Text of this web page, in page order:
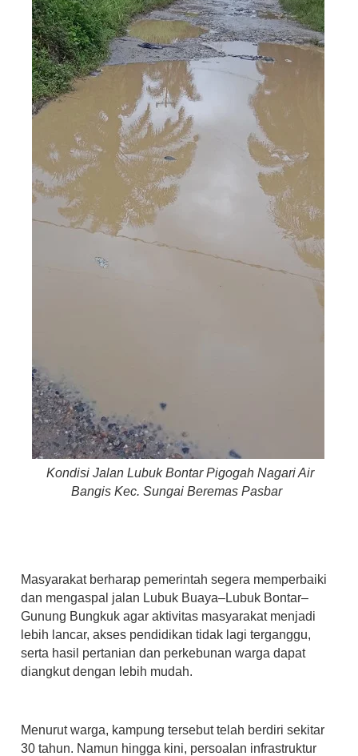
Kondisi Jalan Lubuk Bontar Pigogah Nagari Air
Bangis Kec. Sungai Beremas Pasbar
Masyarakat berharap pemerintah segera memperbaiki
dan mengaspal jalan Lubuk Buaya–Lubuk Bontar–
Gunung Bungkuk agar aktivitas masyarakat menjadi
lebih lancar, akses pendidikan tidak lagi terganggu,
serta hasil pertanian dan perkebunan warga dapat
diangkut dengan lebih mudah.
Menurut warga, kampung tersebut telah berdiri sekitar
30 tahun. Namun hingga kini, persoalan infrastruktur